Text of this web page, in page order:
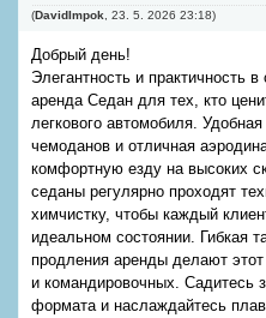
(DavidImpok 23. 5. 2026 23:18)
Добрый день!
Элегантность и практичность
аренда Седан для тех, кто
легкового автомобиля.
чемоданов и отличная
комфортную езду на высоких
седаны регулярно проходят
химчистку, чтобы каждый
идеальном состоянии. Гибкая
продления аренды делают
и командировочных. Садитесь
формата и наслаждайтесь